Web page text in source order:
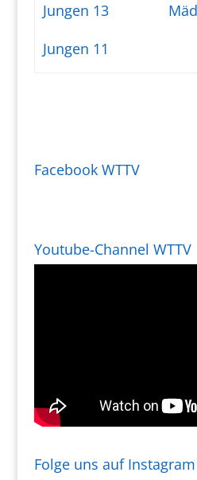
Jungen 13
Jungen 11
Facebook WTTV
Youtube-Channel WTTV
Folge uns auf Instagram